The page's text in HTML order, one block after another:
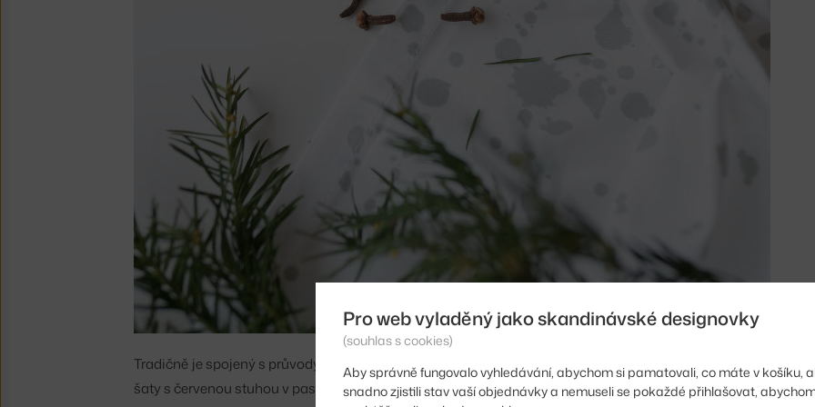
Tradičně je spojený s průvody světla, které vedou dívky převlečené za svatou Lucii
. Na sobě mají bílé
šaty s červenou stuhou v pase a na hlavě s věnec ze svíček. A právě světlo má symbolizovat i žlutá
Pro web vyladěný jako skandinávské designovky
(souhlas s cookies)
Aby správně fungovalo vyhledávání, abychom si pamatovali, co máte v košíku,
snadno zjistili stav vaší objednávky a nemuseli se pokaždé přihlašovat,